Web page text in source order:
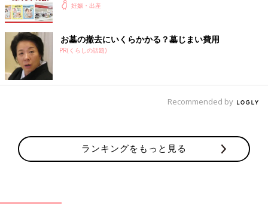
妊娠・出産
お墓の撤去にいくらかかる？墓じまい費用
PR(くらしの話題)
Recommended by
ランキングをもっと見る